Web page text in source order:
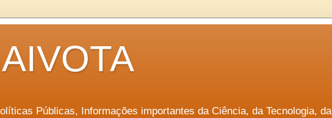
Públicas, Informações importantes da Ciência, da Tecnologia, da